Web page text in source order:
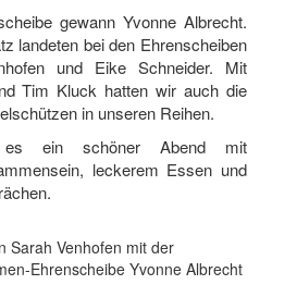
gewann Yvonne Albrecht.
landeten bei den Ehrenscheiben
und Eike Schneider. Mit
Tim Kluck hatten wir auch die
in unseren Reihen.
es ein schöner Abend mit
leckerem Essen und
Sarah Venhofen mit der
Ehrenscheibe Yvonne Albrecht